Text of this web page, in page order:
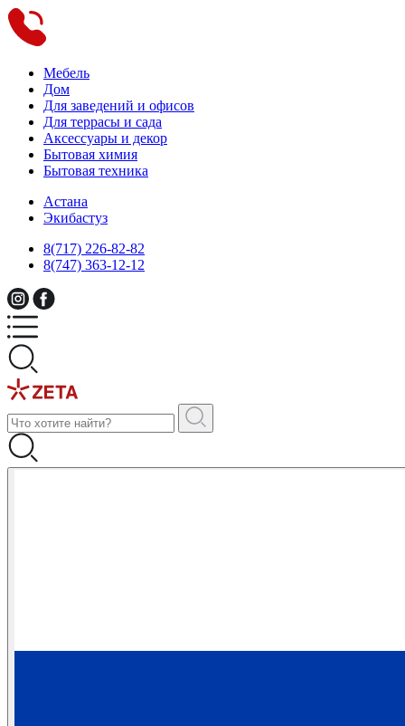
Мебель
Дом
Для заведений и офисов
Для террасы и сада
Аксессуары и декор
Бытовая химия
Бытовая техника
Астана
Экибастуз
8(717) 226-82-82
8(747) 363-12-12